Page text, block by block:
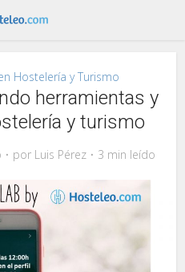
Hostelería y Turismo
herramientas y
y turismo
por Luis Pérez 3 min leído